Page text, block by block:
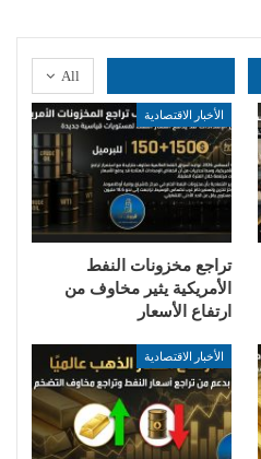
All
الأخبار الاقتصادية
تراجع مخزونات النفط
الأمريكية يثير مخاوف من
ارتفاع الأسعار
الأخبار الاقتصادية